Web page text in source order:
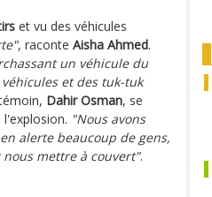
et vu des véhicules
, raconte Aisha Ahmed.
un véhicule du
et des tuk-tuk
Dahir Osman, se
"Nous avons
alerte beaucoup de gens,
mettre à couvert".